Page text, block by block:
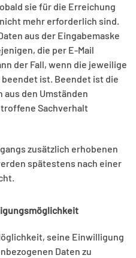
sie für die Erreichung
mehr erforderlich sind.
aus der Eingabemaske
die per E-Mail
der Fall, wenn die jeweilige
ist. Beendet ist die
aus den Umständen
Sachverhalt
zusätzlich erhobenen
spätestens nach einer
seine Einwilligung
Daten zu